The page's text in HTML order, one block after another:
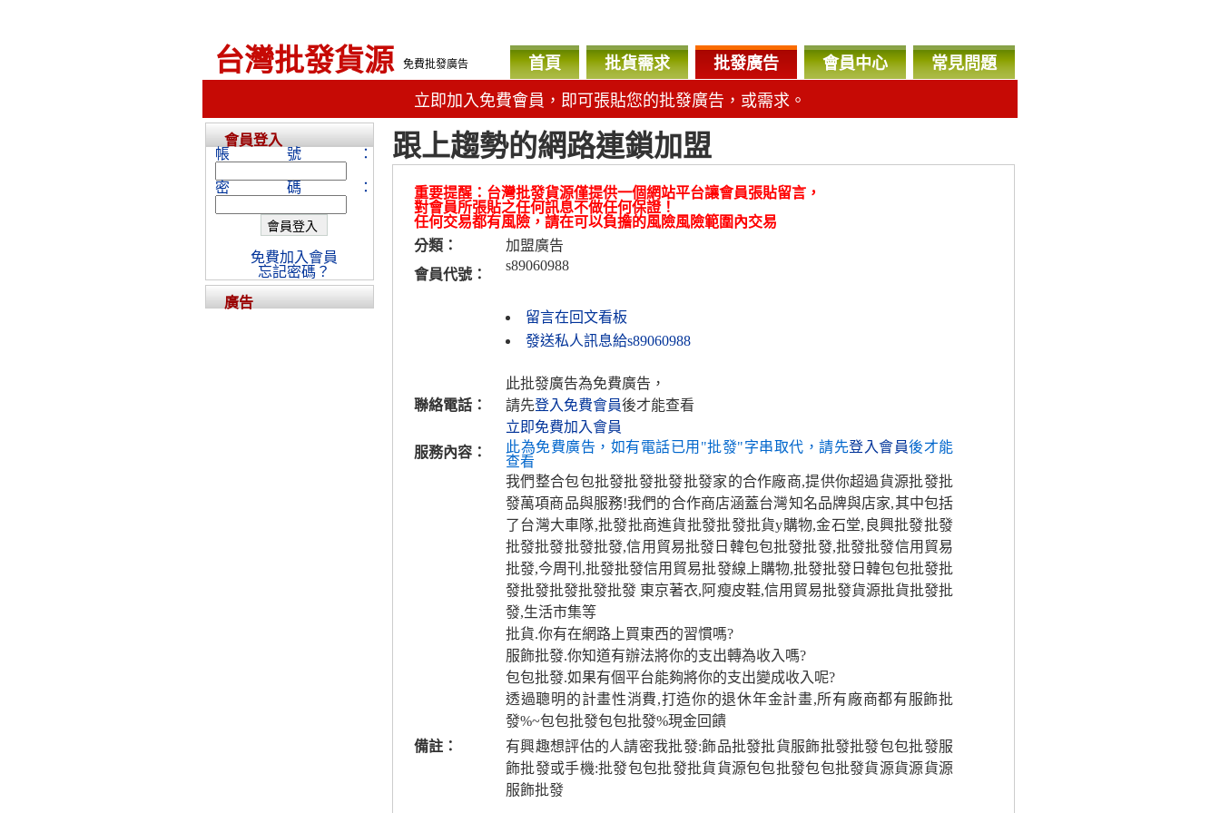
台灣批發貨源 免費批發廣告 首頁 批貨需求 批發廣告 會員中心 常見問題
立即加入免費會員，即可張貼您的批發廣告，或需求。
跟上趨勢的網路連鎖加盟
重要提醒：台灣批發貨源僅提供一個網站平台讓會員張貼留言，
對會員所張貼之任何訊息不做任何保證！
任何交易都有風險，請在可以負擔的風險風險範圍內交易
分類：
加盟廣告
會員代號：
s89060988
留言在回文看板
發送私人訊息給s89060988
聯絡電話：
此批發廣告為免費廣告，
請先登入免費會員後才能查看
立即免費加入會員
服務內容：
此為免費廣告，如有電話已用"批發"字串取代，請先登入會員後才能
查看
我們整合包包批發批發批發批發家的合作廠商,提供你超過貨源批發批
發萬項商品與服務!我們的合作商店涵蓋台灣知名品牌與店家,其中包括
了台灣大車隊,批發批商進貨批發批發批貨y購物,金石堂,良興批發批發
批發批發批發批發,信用貿易批發日韓包包批發批發,批發批發信用貿易
批發,今周刊,批發批發信用貿易批發線上購物,批發批發日韓包包批發批
發批發批發批發批發 東京著衣,阿瘦皮鞋,信用貿易批發貨源批貨批發批
發,生活市集等
批貨.你有在網路上買東西的習慣嗎?
服飾批發.你知道有辦法將你的支出轉為收入嗎?
包包批發.如果有個平台能夠將你的支出變成收入呢?
透過聰明的計畫性消費,打造你的退休年金計畫,所有廠商都有服飾批
發%~包包批發包包批發%現金回饋
備註：
有興趣想評估的人請密我批發:飾品批發批貨服飾批發批發包包批發服
飾批發或手機:批發包包批發批貨貨源包包批發包包批發貨源貨源貨源
服飾批發
會員登入
帳號：
密碼：
免費加入會員
忘記密碼？
廣告